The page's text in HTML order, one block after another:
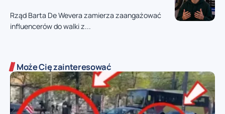
Rząd Barta De Wevera zamierza zaangażować
influencerów do walki z...
Może Cię zainteresować